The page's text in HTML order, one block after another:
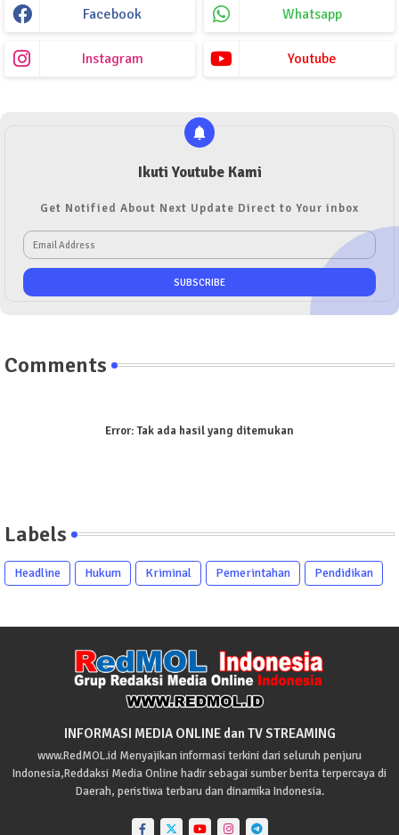
Facebook Whatsapp
Instagram Youtube
Ikuti Youtube Kami
Get Notified About Next Update Direct to Your inbox
Comments
Error:Tak ada hasil yang ditemukan
Labels
Headline Hukum Kriminal Pemerintahan Pendidikan
INFORMASI MEDIA ONLINE dan TV STREAMING
www.RedMOL.id Menyajikan informasi terkini dari seluruh penjuru
Indonesia,Reddaksi Media Online hadir sebagai sumber berita terpercaya di
Daerah, peristiwa terbaru dan dinamika Indonesia.